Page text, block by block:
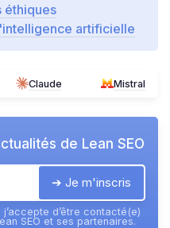
éthiques
artificielle
Claude Mistral
de Lean SEO
➔ Je m'inscris
d’être contacté(e)
SEO et ses partenaires.